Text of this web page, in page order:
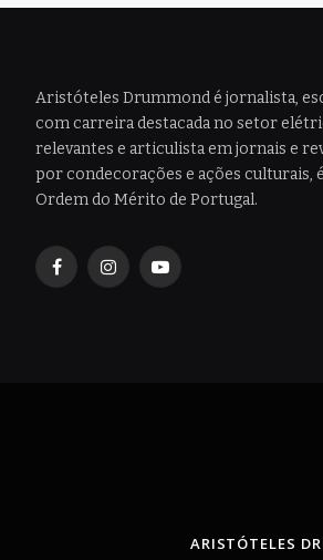
Aristóteles Drummond é jornalista,
com carreira destacada no setor
relevantes e articulista em jornais e
por condecorações e ações culturais,
Ordem do Mérito de Portugal.
FacebookInstagramYouTube
ARISTÓTELES